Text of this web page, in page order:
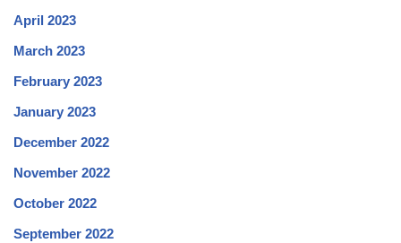
April 2023
March 2023
February 2023
January 2023
December 2022
November 2022
October 2022
September 2022